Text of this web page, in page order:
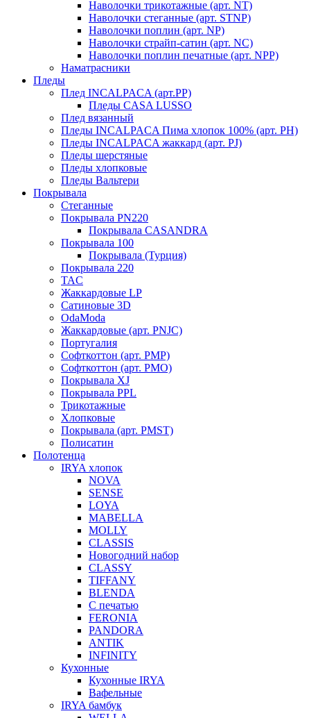
Наволочки трикотажные (арт. NT)
Наволочки стеганные (арт. STNP)
Наволочки поплин (арт. NP)
Наволочки страйп-сатин (арт. NC)
Наволочки поплин печатные (арт. NPP)
Наматрасники
Пледы
Плед INCALPACA (арт.PP)
Пледы CASA LUSSO
Плед вязанный
Пледы INCALPACA Пима хлопок 100% (арт. PH)
Пледы INCALPACA жаккард (арт. PJ)
Пледы шерстяные
Пледы хлопковые
Пледы Вальтери
Покрывала
Стеганные
Покрывала PN220
Покрывала CASANDRA
Покрывала 100
Покрывала (Турция)
Покрывала 220
TAC
Жаккардовые LP
Сатиновые 3D
OdaModa
Жаккардовые (арт. PNJC)
Португалия
Софткоттон (арт. PMP)
Софткоттон (арт. PMO)
Покрывала XJ
Покрывала PPL
Трикотажные
Хлопковые
Покрывала (арт. PMST)
Полисатин
Полотенца
IRYA хлопок
NOVA
SENSE
LOYA
MABELLA
MOLLY
CLASSIS
Новогодний набор
CLASSY
TIFFANY
BLENDA
С печатью
FERONIA
PANDORA
ANTIK
INFINITY
Кухонные
Кухонные IRYA
Вафельные
IRYA бамбук